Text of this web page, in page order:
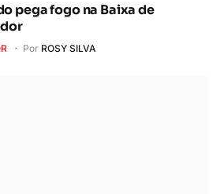
pega fogo na Baixa de
Por ROSY SILVA